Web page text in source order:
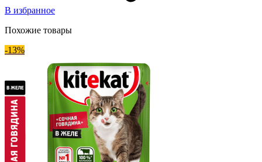
В избранное
Похожие товары
-13%